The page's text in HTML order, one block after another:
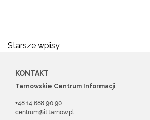
Nawigacja
po
wpisach
Starsze wpisy
KONTAKT
Tarnowskie Centrum Informacji
+48 14 688 90 90
centrum@it.tarnow.pl